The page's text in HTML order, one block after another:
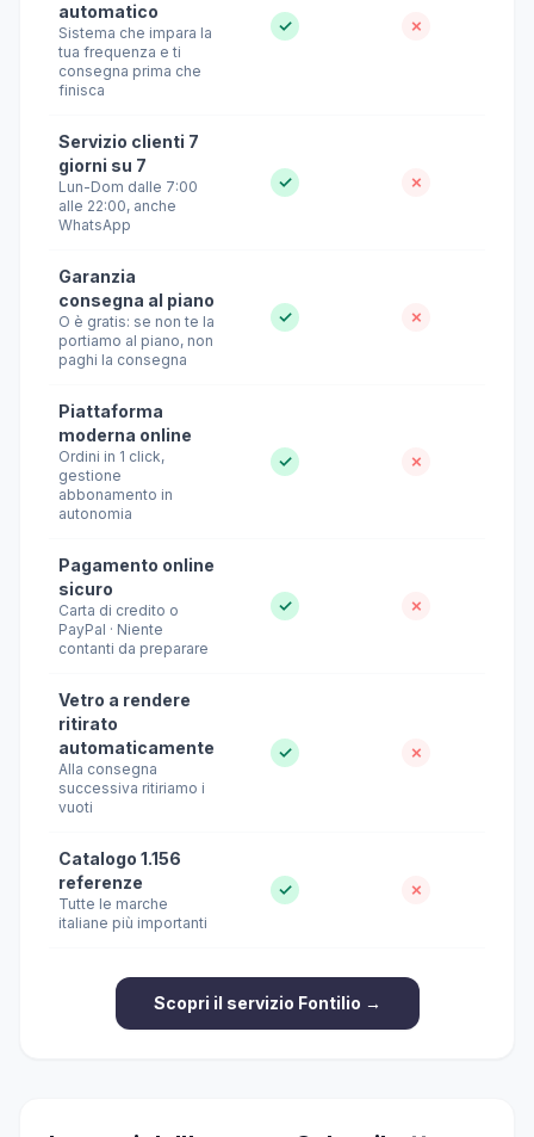
automatico
Sistema che impara la
tua frequenza e ti
consegna prima che
finisca
✓ ✗
Servizio clienti 7
giorni su 7
Lun-Dom dalle 7:00
alle 22:00, anche
WhatsApp
✓ ✗
Garanzia
consegna al piano
O è gratis: se non te la
portiamo al piano, non
paghi la consegna
✓ ✗
Piattaforma
moderna online
Ordini in 1 click,
gestione
abbonamento in
autonomia
✓ ✗
Pagamento online
sicuro
Carta di credito o
PayPal · Niente
contanti da preparare
✓ ✗
Vetro a rendere
ritirato
automaticamente
Alla consegna
successiva ritiriamo i
vuoti
✓ ✗
Catalogo 1.156
referenze
Tutte le marche
italiane più importanti
✓ ✗
Scopri il servizio Fontilio →